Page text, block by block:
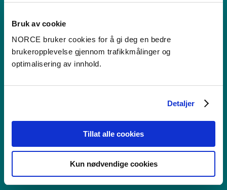
Bruk av cookie
NORCE bruker cookies for å gi deg en bedre
brukeropplevelse gjennom trafikkmålinger og
optimalisering av innhold.
Detaljer
Tillat alle cookies
Kun nødvendige cookies
Se alle våre lokasjoner
Tilgjengelighetserklæring
Bruk av informasjonskapsler
Faktura